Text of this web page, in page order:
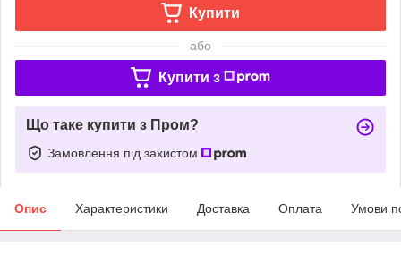
Купити
або
Купити з
Що таке купити з Пром?
Замовлення під захистом
Опис Характеристики Доставка Оплата Умови